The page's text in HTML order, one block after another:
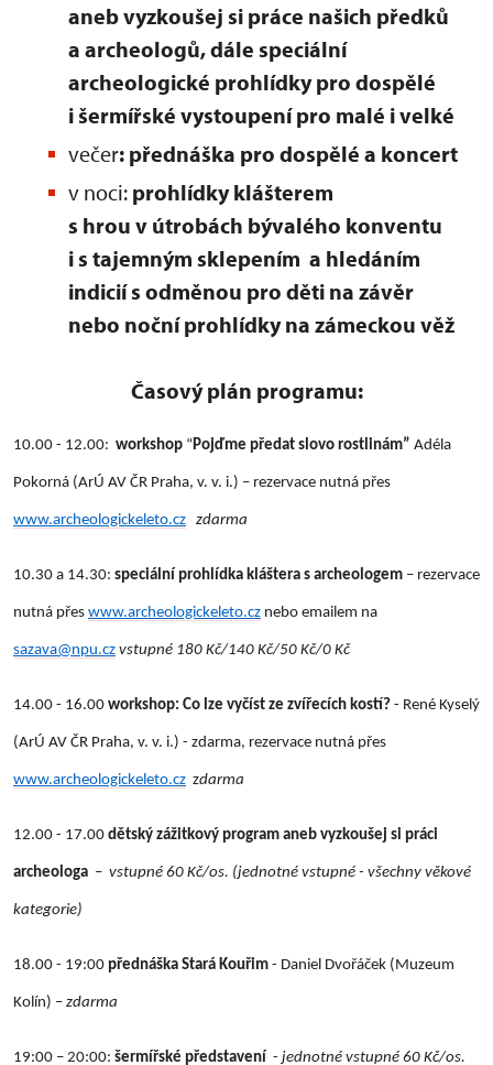
aneb vyzkoušej si práce našich předků
a archeologů, dále speciální
archeologické prohlídky pro dospělé
i šermířské vystoupení pro malé i velké
večer: přednáška pro dospělé a koncert
v noci: prohlídky klášterem
s hrou v útrobách bývalého konventu
i s tajemným sklepením a hledáním
indicií s odměnou pro děti na závěr
nebo noční prohlídky na zámeckou věž
Časový plán programu:
10.00 - 12.00: workshop “Pojďme předat slovo rostlinám” Adéla
Pokorná (ArÚ AV ČR Praha, v. v. i.) – rezervace nutná přes
www.archeologickeleto.cz zdarma
10.30 a 14.30: speciální prohlídka kláštera s archeologem – rezervace
nutná přes www.archeologickeleto.cz nebo emailem na
sazava@npu.cz vstupné 180 Kč/140 Kč/50 Kč/0 Kč
14.00 - 16.00 workshop: Co lze vyčíst ze zvířecích kostí? - René Kyselý
(ArÚ AV ČR Praha, v. v. i.) - zdarma, rezervace nutná přes
www.archeologickeleto.cz zdarma
12.00 - 17.00 dětský zážitkový program aneb vyzkoušej si práci
archeologa – vstupné 60 Kč/os. (jednotné vstupné - všechny věkové
kategorie)
18.00 - 19:00 přednáška Stará Kouřim - Daniel Dvořáček (Muzeum
Kolín) – zdarma
19:00 – 20:00: šermířské představení - jednotné vstupné 60 Kč/os.